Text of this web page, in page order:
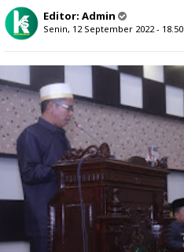
Editor: Admin
Senin, 12 September 2022 - 18.50